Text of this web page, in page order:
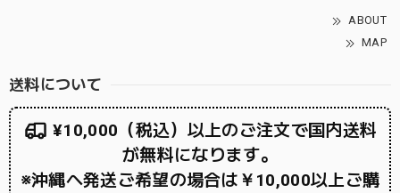
ABOUT
MAP
送料について
¥10,000（税込）以上のご注文で国内送料
が無料になります。
※沖縄へ発送ご希望の場合は￥10,000以上ご購